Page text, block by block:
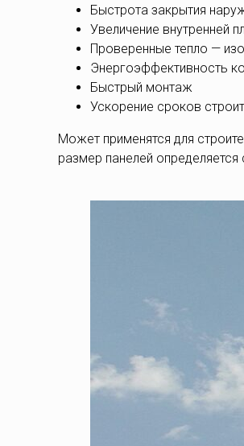
Быстрота закрытия
Увеличение внутренней
Проверенные тепло —
Энергоэффективность
Быстрый монтаж
Ускорение сроков
Может применятся для
размер панелей определяется